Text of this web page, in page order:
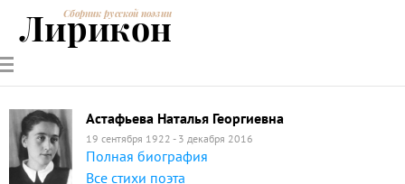
РУССКИЕ
ПОЭТЫ
СОВРЕМЕННИКИЭНЦИКЛОПЕДИЯ
ПОЭЗИИ
Сборник русской поэзии
Лирикон
Астафьева Наталья Георгиевна
19 сентября 1922 - 3 декабря 2016
Полная биография
Все стихи поэта